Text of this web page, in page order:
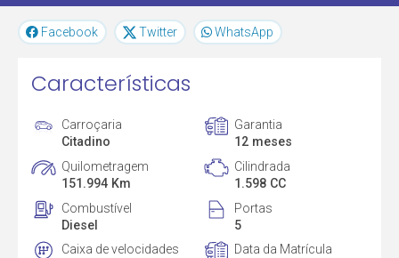
Facebook Twitter WhatsApp
Características
Carroçaria
Citadino
Garantia
12 meses
Quilometragem
151.994 Km
Cilindrada
1.598 CC
Combustível
Diesel
Portas
5
Caixa de velocidades
Data da Matrícula